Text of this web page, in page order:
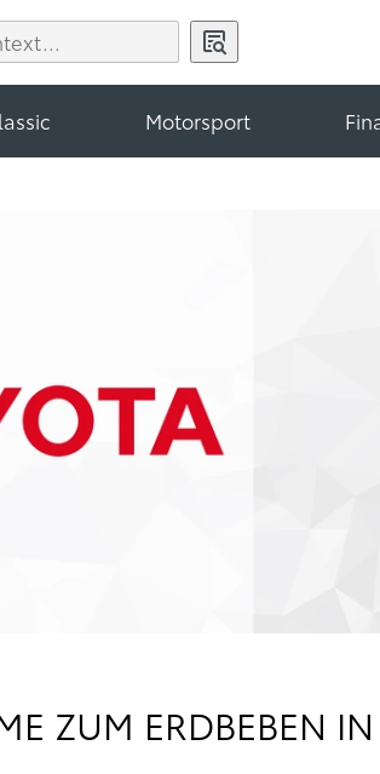
Motorsport
ZUM ERDBEBEN IN